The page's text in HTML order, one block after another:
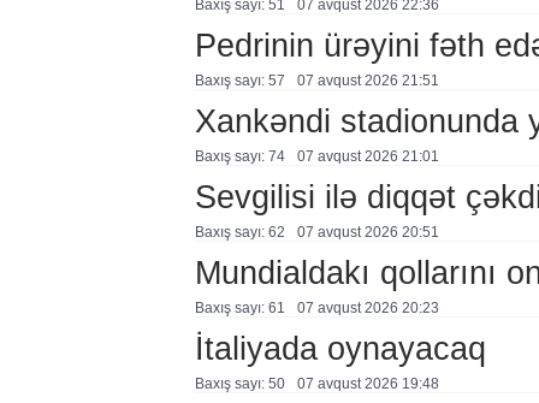
Baxış sayı: 51 07 avqust 2026 22:36
Pedrinin ürəyini fəth
Baxış sayı: 57 07 avqust 2026 21:51
Xankəndi stadionunda
Baxış sayı: 74 07 avqust 2026 21:01
Sevgilisi ilə diqqət
Baxış sayı: 62 07 avqust 2026 20:51
Mundialdakı qollarını
Baxış sayı: 61 07 avqust 2026 20:23
İtaliyada oynayacaq
Baxış sayı: 50 07 avqust 2026 19:48